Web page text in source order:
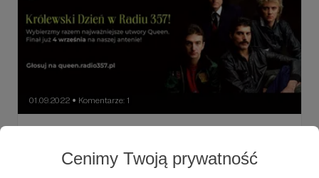
Cenimy Twoją prywatność
01.09.2022 ● Komentarze: 1
chwile na głosowanie i plan na niedzielę!
Tylko do 12:00 zapraszamy do głosowania na Top Queen